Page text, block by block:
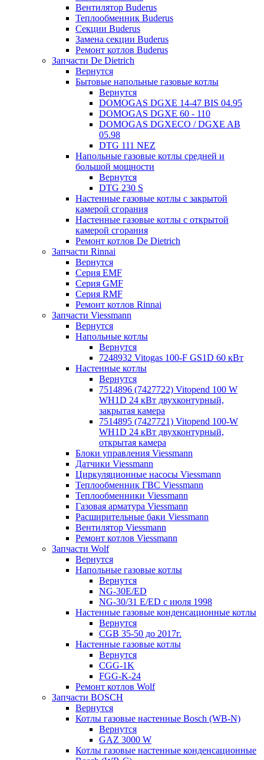
Вентилятор Buderus
Теплообменник Buderus
Секции Buderus
Замена секции Buderus
Ремонт котлов Buderus
Запчасти De Dietrich
Вернутся
Бытовые напольные газовые котлы
Вернутся
DOMOGAS DGXE 14-47 BIS 04.95
DOMOGAS DGXE 60 - 110
DOMOGAS DGXECO / DGXE AB
05.98
DTG 111 NEZ
Напольные газовые котлы средней и
большой мощности
Вернутся
DTG 230 S
Настенные газовые котлы с закрытой
камерой сгорания
Настенные газовые котлы с открытой
камерой сгорания
Ремонт котлов Dе Dietrich
Запчасти Rinnai
Вернутся
Серия EMF
Серия GMF
Серия RMF
Ремонт котлов Rinnai
Запчасти Viessmann
Вернутся
Напольные котлы
Вернутся
7248932 Vitogas 100-F GS1D 60 кВт
Настенные котлы
Вернутся
7514896 (7427722) Vitopend 100 W
WH1D 24 кВт двухконтурный,
закрытая камера
7514895 (7427721) Vitopend 100-W
WH1D 24 кВт двухконтурный,
открытая камера
Блоки управления Viessmann
Датчики Viessmann
Циркуляционные насосы Viessmann
Теплообменник ГВС Viessmann
Теплообменники Viessmann
Газовая арматура Viessmann
Расширительные баки Viessmann
Вентилятор Viessmann
Ремонт котлов Viessmann
Запчасти Wolf
Вернутся
Напольные газовые котлы
Вернутся
NG-30E/ED
NG-30/31 E/ED с июля 1998
Настенные газовые конденсационные котлы
Вернутся
CGB 35-50 до 2017г.
Настенные газовые котлы
Вернутся
CGG-1K
FGG-K-24
Ремонт котлов Wolf
Запчасти BOSCH
Вернутся
Котлы газовые настенные Bosch (WB-N)
Вернутся
GAZ 3000 W
Котлы газовые настенные конденсационные